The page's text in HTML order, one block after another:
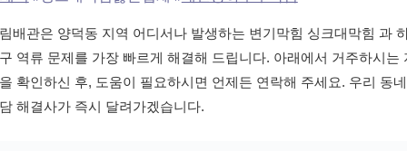
배관은 양덕동 지역 어디서나 발생하는 변기막힘 싱크대막힘 과
역류 문제를 가장 빠르게 해결해 드립니다. 아래에서 거주하시는
확인하신 후, 도움이 필요하시면 언제든 연락해 주세요. 우리 동네
해결사가 즉시 달려가겠습니다.